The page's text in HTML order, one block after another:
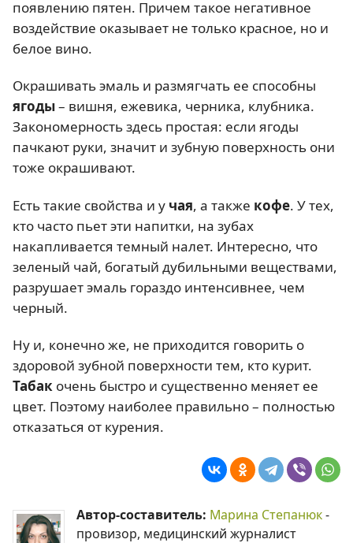
появлению пятен. Причем такое негативное
воздействие оказывает не только красное, но и
белое вино.
Окрашивать эмаль и размягчать ее способны
ягоды– вишня, ежевика, черника, клубника.
Закономерность здесь простая: если ягоды
пачкают руки, значит и зубную поверхность они
тоже окрашивают.
Есть такие свойства и у чая, а также кофе. У тех,
кто часто пьет эти напитки, на зубах
накапливается темный налет. Интересно, что
зеленый чай, богатый дубильными веществами,
разрушает эмаль гораздо интенсивнее, чем
черный.
Ну и, конечно же, не приходится говорить о
здоровой зубной поверхности тем, кто курит.
Табак очень быстро и существенно меняет ее
цвет. Поэтому наиболее правильно – полностью
отказаться от курения.
Автор-составитель: Марина Степанюк-
провизор, медицинский журналист